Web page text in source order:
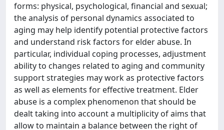
forms: physical, psychological, financial and sexual;
the analysis of personal dynamics associated to
aging may help identify potential protective factors
and understand risk factors for elder abuse. In
particular, individual coping processes, adjustment
ability to changes related to aging and community
support strategies may work as protective factors
as well as elements for effective treatment. Elder
abuse is a complex phenomenon that should be
dealt taking into account a multiplicity of aims that
allow to maintain a balance between the right of